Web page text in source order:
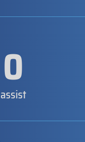
0
assist